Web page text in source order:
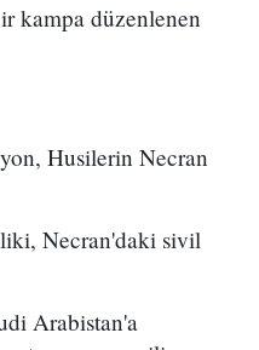
kampa düzenlenen
Husilerin Necran
Necran'daki sivil
Arabistan'a